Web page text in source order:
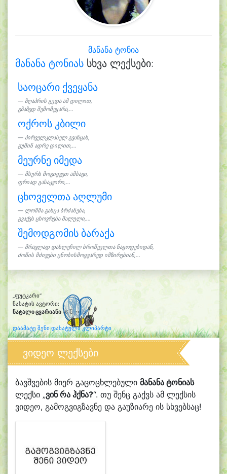
მანანა ტონია
მანანა ტონიას სხვა ლექსები:
საოცარი ქვეყანა
ზღაპრის გუდა ამ დილით,
გზაზედ შემომეყარა,...
ოქროს კბილი
პირველკლასელ გვანცას,
გუშინ ადრე დილით,...
მეურნე იმედა
მსურს მოგიყვეთ ამბავი,
ფრიად გასაკვირი,...
ცხოველთა აღლუმი
ლომმა გასცა ბრძანება,
გვაქვს ცხოვრება მალული,...
შემოდგომის ბარაქა
მრავლად დახლეჩილ ბროწეულთა ნაყოფებიდან,
ძოწის მძივები ცნობისმოყვარედ იმზირებიან,...
„ფუტკარი“
ნახატის ავტორი:
ნატალი ცვარიანი (6 წლის)
დაამატე შენი დახატული კლიპარტი
ვიდეო ლექსები
ბავშვების მიერ გაცოცხლებული მანანა ტონიას
ლექსი „ვინ რა ჰქნა?“. თუ შენც გაქვს ამ ლექსის
ვიდეო, გამოგვიგზავნე და გაუზიარე ის სხვებსაც!